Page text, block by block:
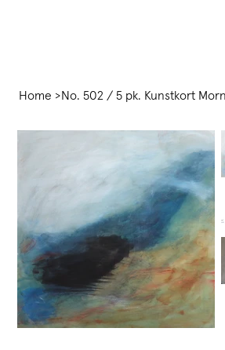
Home >No. 502 / 5 pk. Kunstkort